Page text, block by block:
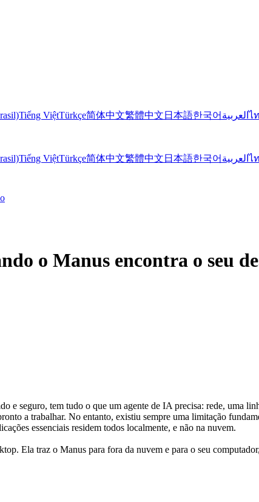
Tiếng ViệtTürkçe简体中文繁體中文 日本語한국어 العربيةไ
Tiếng ViệtTürkçe简体中文繁體中文 日本語한국어 العربيةไ
o Manus encontra o seu
e seguro, tem tudo o que um agente de IA precisa: rede, uma
a trabalhar. No entanto, existiu sempre uma limitação
essenciais residem todos localmente, e não na nuvem.
Ela traz o Manus para fora da nuvem e para o seu